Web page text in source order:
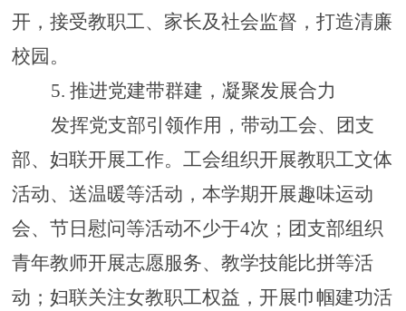
开，接受教职工、家长及社会监督，打造清廉
校园。
5. 推进党建带群建，凝聚发展合力
发挥党支部引领作用，带动工会、团支
部、妇联开展工作。工会组织开展教职工文体
活动、送温暖等活动，本学期开展趣味运动
会、节日慰问等活动不少于4次；团支部组织
青年教师开展志愿服务、教学技能比拼等活
动；妇联关注女教职工权益，开展巾帼建功活